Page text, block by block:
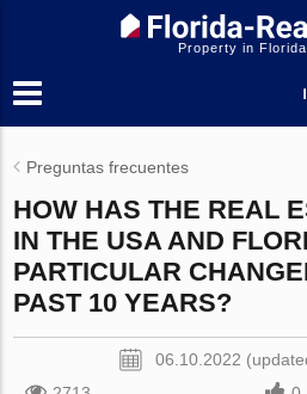
Property in Florida
Preguntas frecuentes
HOW HAS THE REAL
IN THE USA AND
PARTICULAR
PAST 10 YEARS?
06.10.2022